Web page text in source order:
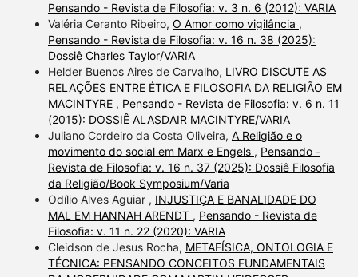
Pensando - Revista de Filosofia: v. 3 n. 6 (2012): VARIA
Valéria Ceranto Ribeiro, O Amor como vigilância ,
Pensando - Revista de Filosofia: v. 16 n. 38 (2025):
Dossiê Charles Taylor/VARIA
Helder Buenos Aires de Carvalho, LIVRO DISCUTE AS
RELAÇÕES ENTRE ÉTICA E FILOSOFIA DA RELIGIÃO EM
MACINTYRE , Pensando - Revista de Filosofia: v. 6 n. 11
(2015): DOSSIÊ ALASDAIR MACINTYRE/VARIA
Juliano Cordeiro da Costa Oliveira, A Religião e o
movimento do social em Marx e Engels , Pensando -
Revista de Filosofia: v. 16 n. 37 (2025): Dossiê Filosofia
da Religião/Book Symposium/Varia
Odílio Alves Aguiar , INJUSTIÇA E BANALIDADE DO
MAL EM HANNAH ARENDT , Pensando - Revista de
Filosofia: v. 11 n. 22 (2020): VARIA
Cleidson de Jesus Rocha, METAFÍSICA, ONTOLOGIA E
TÉCNICA: PENSANDO CONCEITOS FUNDAMENTAIS